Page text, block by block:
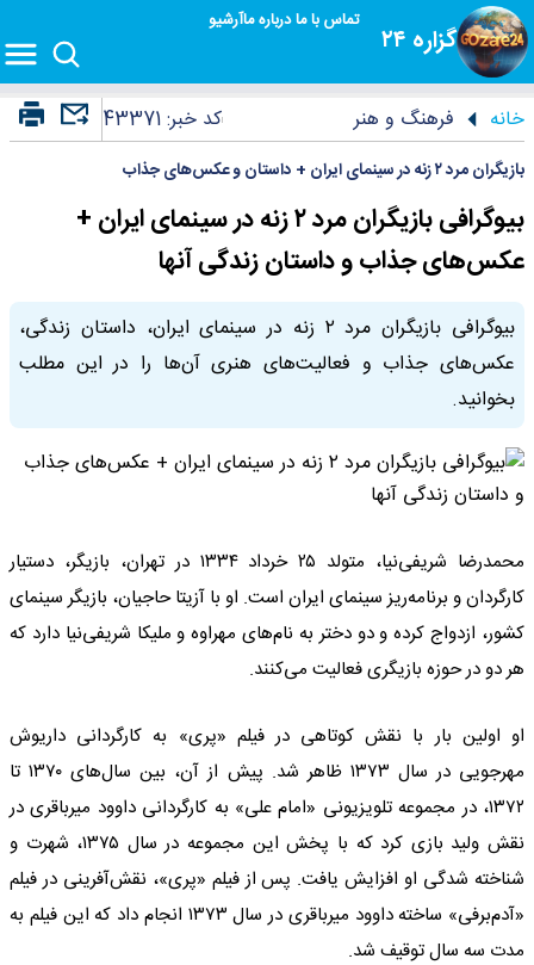
گزاره ۲۴
تماس با مادرباره ماآرشیو
خانه فرهنگ و هنر کد خبر:43371
بازیگران مرد ۲ زنه در سینمای ایران + داستان و عکس‌های جذاب
بیوگرافی بازیگران مرد ۲ زنه در سینمای ایران +
عکس‌های جذاب و داستان زندگی آنها
بیوگرافی بازیگران مرد ۲ زنه در سینمای ایران، داستان زندگی،
عکس‌های جذاب و فعالیت‌های هنری آن‌ها را در این مطلب
بخوانید.
محمدرضا شریفی‌نیا، متولد ۲۵ خرداد ۱۳۳۴ در تهران، بازیگر، دستیار
کارگردان و برنامه‌ریز سینمای ایران است. او با آزیتا حاجیان، بازیگر سینمای
کشور، ازدواج کرده و دو دختر به نام‌های مهراوه و ملیکا شریفی‌نیا دارد که
هر دو در حوزه بازیگری فعالیت می‌کنند.
او اولین بار با نقش کوتاهی در فیلم «پری» به کارگردانی داریوش
مهرجویی در سال ۱۳۷۳ ظاهر شد. پیش از آن، بین سال‌های ۱۳۷۰ تا
۱۳۷۲، در مجموعه تلویزیونی «امام علی» به کارگردانی داوود میرباقری در
نقش ولید بازی کرد که با پخش این مجموعه در سال ۱۳۷۵، شهرت و
شناخته شدگی او افزایش یافت. پس از فیلم «پری»، نقش‌آفرینی در فیلم
«آدم‌برفی» ساخته داوود میرباقری در سال ۱۳۷۳ انجام داد که این فیلم به
مدت سه سال توقیف شد.